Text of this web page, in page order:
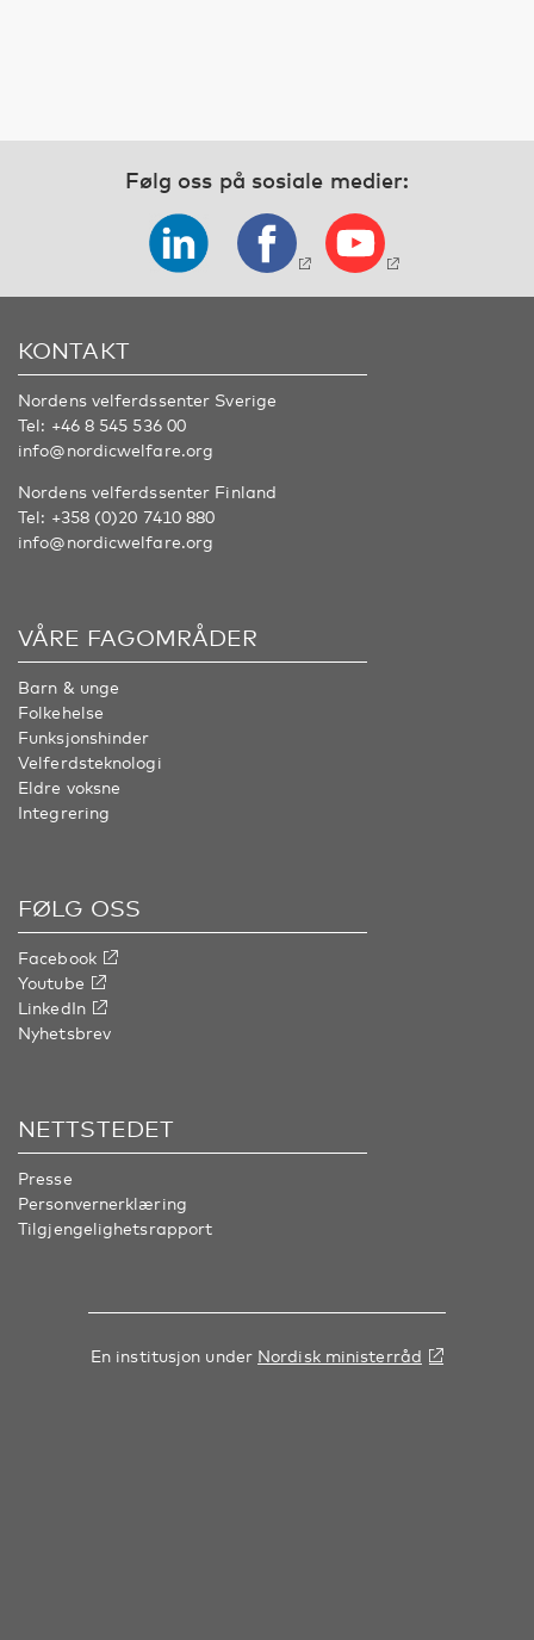
Følg oss på sosiale medier:
KONTAKT
Nordens velferdssenter Sverige
Tel: +46 8 545 536 00
info@nordicwelfare.org
Nordens velferdssenter Finland
Tel: +358 (0)20 7410 880
info@nordicwelfare.org
VÅRE FAGOMRÅDER
Barn & unge
Folkehelse
Funksjonshinder
Velferdsteknologi
Eldre voksne
Integrering
FØLG OSS
Facebook
Youtube
LinkedIn
Nyhetsbrev
NETTSTEDET
Presse
Personvernerklæring
Tilgjengelighetsrapport
En institusjon under Nordisk ministerråd